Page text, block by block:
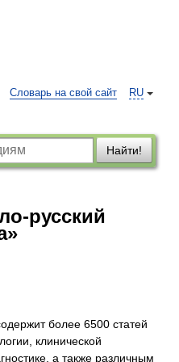
RU
Словарь на свой сайт
Найти!
русский
более 6500 статей
клинической
а также различным